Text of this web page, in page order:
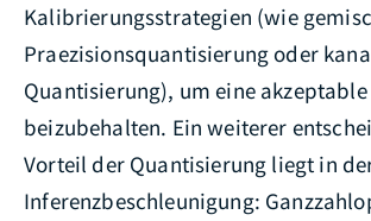
Kalibrierungsstrategien (wie
Praezisionsquantisierung oder
Quantisierung), um eine
beizubehalten. Ein weiterer
Vorteil der Quantisierung liegt in
Inferenzbeschleunigung: